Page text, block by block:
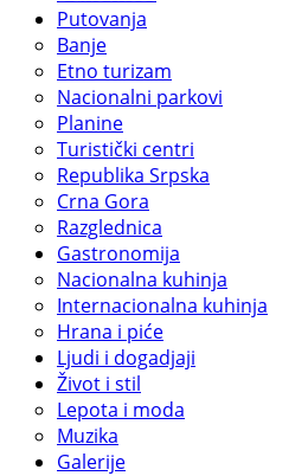
Putovanja
Banje
Etno turizam
Nacionalni parkovi
Planine
Turistički centri
Republika Srpska
Crna Gora
Razglednica
Gastronomija
Nacionalna kuhinja
Internacionalna kuhinja
Hrana i piće
Ljudi i dogadjaji
Život i stil
Lepota i moda
Muzika
Galerije